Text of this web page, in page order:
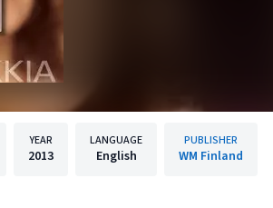
YEAR
2013
LANGUAGE
English
PUBLISHER
WM Finland